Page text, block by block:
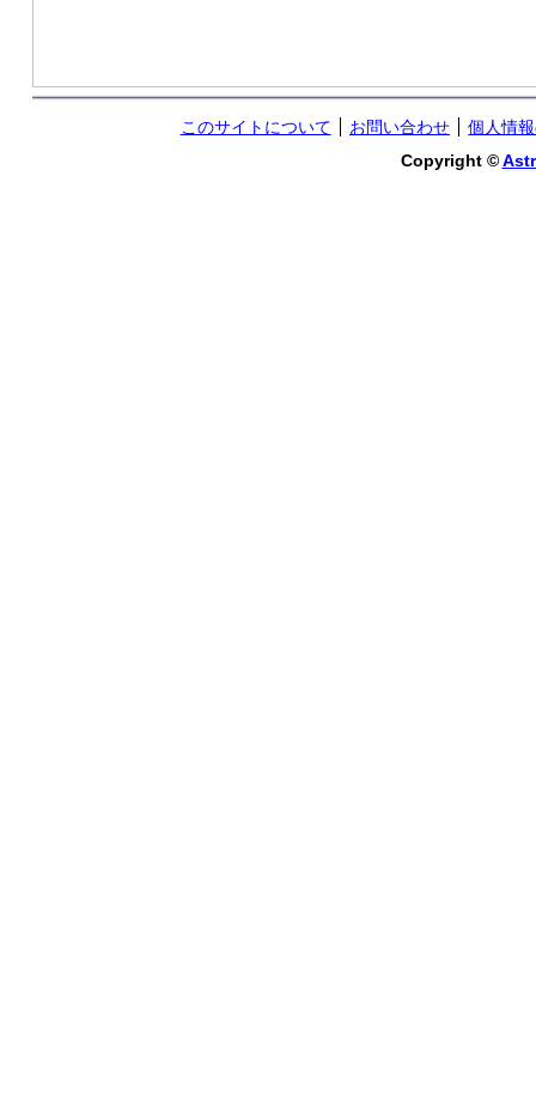
このサイトについて お問い合わせ
個人情
Copyright ©